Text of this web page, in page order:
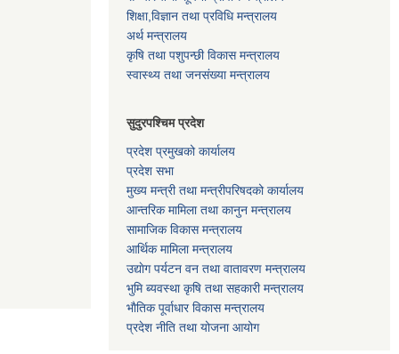
शिक्षा,विज्ञान तथा प्रविधि मन्त्रालय
अर्थ मन्त्रालय
कृषि तथा पशुपन्छी विकास मन्त्रालय
स्वास्थ्य तथा जनसंख्या मन्त्रालय
सुदुरपश्चिम प्रदेश
प्रदेश प्रमुखको कार्यालय
प्रदेश सभा
मुख्य मन्त्री तथा मन्त्रीपरिषदको कार्यालय
आन्तरिक मामिला तथा कानुन मन्त्रालय
सामाजिक विकास मन्त्रालय
आर्थिक मामिला मन्त्रालय
उद्याेग पर्यटन वन तथा वातावरण मन्त्रालय
भुमि ब्यवस्था कृषि तथा सहकारी मन्त्रालय
भाैतिक पूर्वाधार विकास मन्त्रालय
प्रदेश नीति तथा योजना आयोग